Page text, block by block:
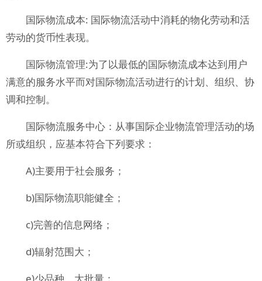
国际物流成本: 国际物流活动中消耗的物化劳动和活
劳动的货币性表现。
国际物流管理:为了以最低的国际物流成本达到用户
满意的服务水平而对国际物流活动进行的计划、组织、协
调和控制。
国际物流服务中心：从事国际企业物流管理活动的场
所或组织，应基本符合下列要求：
A)主要用于社会服务；
b)国际物流职能健全；
c)完善的信息网络；
d)辐射范围大；